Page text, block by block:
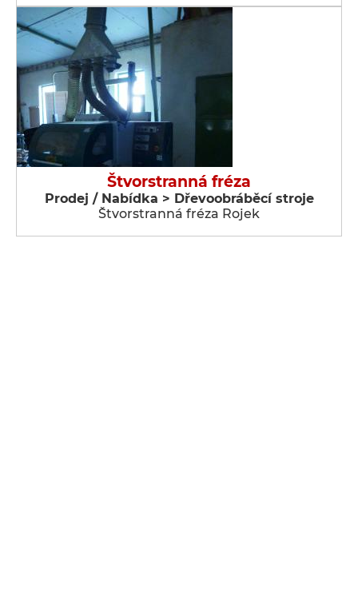
Štvorstranná fréza
Prodej / Nabídka > Dřevoobráběcí stroje
Štvorstranná fréza Rojek